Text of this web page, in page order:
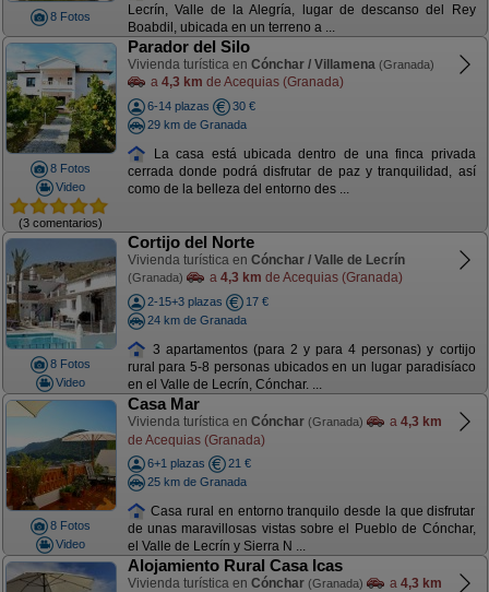
8 Fotos
Lecrín, Valle de la Alegría, lugar de descanso del Rey
Boabdil, ubicada en un terreno a ...
8 Fotos
Video
(3 comentarios)
Parador del Silo
Vivienda turística en Cónchar / Villamena (Granada)
a 4,3 km de Acequias (Granada)
6-14 plazas
30 €
29 km de Granada
La casa está ubicada dentro de una finca privada
cerrada donde podrá disfrutar de paz y tranquilidad, así
como de la belleza del entorno des ...
8 Fotos
Video
Cortijo del Norte
Vivienda turística en Cónchar / Valle de Lecrín
(Granada) a 4,3 km de Acequias (Granada)
2-15+3 plazas
17 €
24 km de Granada
3 apartamentos (para 2 y para 4 personas) y cortijo
rural para 5-8 personas ubicados en un lugar paradisíaco
en el Valle de Lecrín, Cónchar. ...
8 Fotos
Video
Casa Mar
Vivienda turística en Cónchar (Granada) a 4,3 km
de Acequias (Granada)
6+1 plazas
21 €
25 km de Granada
Casa rural en entorno tranquilo desde la que disfrutar
de unas maravillosas vistas sobre el Pueblo de Cónchar,
el Valle de Lecrín y Sierra N ...
Alojamiento Rural Casa Icas
Vivienda turística en Cónchar (Granada) a 4,3 km